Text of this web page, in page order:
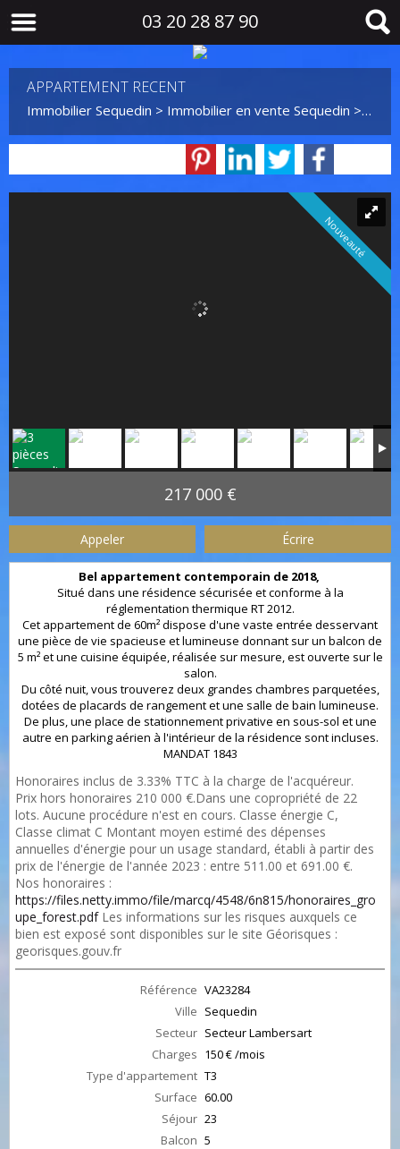
03 20 28 87 90
APPARTEMENT RECENT
Immobilier Sequedin > Immobilier en vente Sequedin > T3
Nouveauté
217 000 €
Appeler Écrire
Bel appartement contemporain de 2018,
Situé dans une résidence sécurisée et conforme à la
réglementation thermique RT 2012.
Cet appartement de 60m² dispose d'une vaste entrée desservant
une pièce de vie spacieuse et lumineuse donnant sur un balcon de
5 m² et une cuisine équipée, réalisée sur mesure, est ouverte sur le
salon.
Du côté nuit, vous trouverez deux grandes chambres parquetées,
dotées de placards de rangement et une salle de bain lumineuse.
De plus, une place de stationnement privative en sous-sol et une
autre en parking aérien à l'intérieur de la résidence sont incluses.
MANDAT 1843
Honoraires inclus de 3.33% TTC à la charge de l'acquéreur.
Prix hors honoraires 210 000 €.Dans une copropriété de 22
lots. Aucune procédure n'est en cours. Classe énergie C,
Classe climat C Montant moyen estimé des dépenses
annuelles d'énergie pour un usage standard, établi à partir des
prix de l'énergie de l'année 2023 : entre 511.00 et 691.00 €.
Nos honoraires :
https://files.netty.immo/file/marcq/4548/6n815/honoraires_gro
upe_forest.pdfLes informations sur les risques auxquels ce
bien est exposé sont disponibles sur le site Géorisques :
georisques.gouv.fr
Référence VA23284
Ville Sequedin
Secteur Secteur Lambersart
Charges 150 € /mois
Type d'appartement T3
Surface 60.00
Séjour 23
Balcon 5